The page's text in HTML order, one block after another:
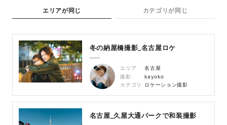
エリアが同じ カテゴリが同じ
冬の納屋橋撮影_名古屋ロケ
エリア
名古屋
撮影
kayoko
カテゴリ
ロケーション撮影
名古屋_久屋大通パークで和装撮影